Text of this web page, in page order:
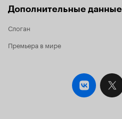
Дополнительные данные
Слоган
Премьера в мире